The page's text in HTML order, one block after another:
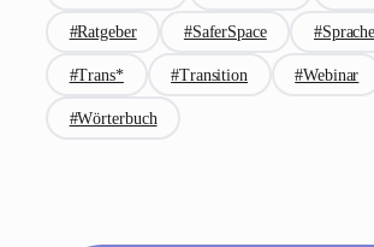
#Ratgeber #SaferSpace #Sprache
#Trans* #Transition #Webinar
#Wörterbuch